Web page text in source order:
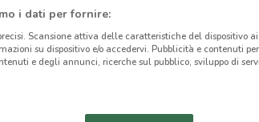
BASTIA UMBRA
i dati per fornire:
Scansione attiva delle caratteristiche del dispositivo
su dispositivo e/o accedervi. Pubblicità e contenuti
e degli annunci, ricerche sul pubblico, sviluppo di